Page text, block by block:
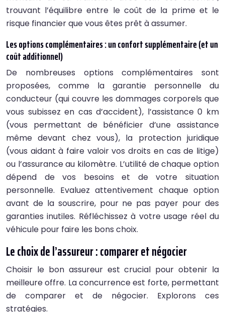
trouvant l’équilibre entre le coût de la prime et le
risque financier que vous êtes prêt à assumer.
Les options complémentaires : un confort supplémentaire (et un
coût additionnel)
De nombreuses options complémentaires sont
proposées, comme la garantie personnelle du
conducteur (qui couvre les dommages corporels que
vous subissez en cas d’accident), l’assistance 0 km
(vous permettant de bénéficier d’une assistance
même devant chez vous), la protection juridique
(vous aidant à faire valoir vos droits en cas de litige)
ou l’assurance au kilomètre. L’utilité de chaque option
dépend de vos besoins et de votre situation
personnelle. Evaluez attentivement chaque option
avant de la souscrire, pour ne pas payer pour des
garanties inutiles. Réfléchissez à votre usage réel du
véhicule pour faire les bons choix.
Le choix de l’assureur : comparer et négocier
Choisir le bon assureur est crucial pour obtenir la
meilleure offre. La concurrence est forte, permettant
de comparer et de négocier. Explorons ces
stratégies.